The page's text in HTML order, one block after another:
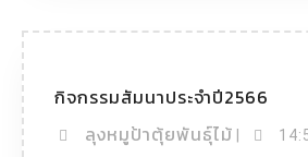
กิจกรรมสัมนาประจำปี2566
ลุงหมูป้าตุ้ยพันธุ์ไม้